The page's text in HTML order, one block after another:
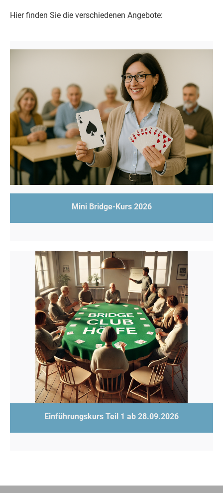
Hier finden Sie die verschiedenen Angebote:
Mini Bridge-Kurs 2026
Einführungskurs Teil 1 ab 28.09.2026